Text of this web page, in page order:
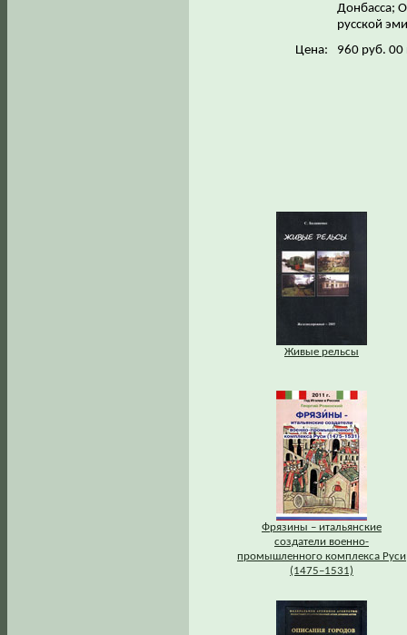
Донбасса;
русской
Цена:
960 руб. 00
Живые рельсы
Фрязины – итальянские
создатели военно-
промышленного комплекса Руси
(1475–1531)